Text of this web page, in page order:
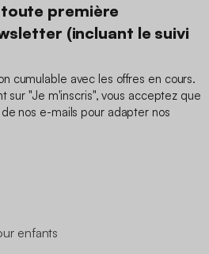
première
(incluant le suivi
cumulable avec les offres en cours.
sur "Je m'inscris", vous acceptez que
nos e-mails pour adapter nos
enfants